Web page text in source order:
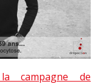
campagne de